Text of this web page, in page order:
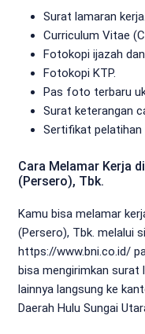
Surat lamaran kerja.
Curriculum Vitae
Fotokopi ijazah
Fotokopi KTP.
Pas foto terbaru
Surat keterangan
Sertifikat pelatihan
Cara Melamar Kerja
(Persero), Tbk.
Kamu bisa melamar
(Persero), Tbk. melalui
https://www.bni.co.id/
bisa mengirimkan surat
lainnya langsung ke
Daerah Hulu Sungai